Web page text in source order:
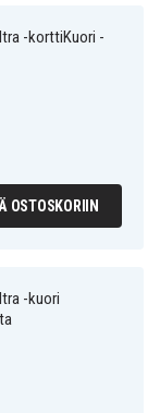
-korttiKuori -
OSTOSKORIIN
-kuori